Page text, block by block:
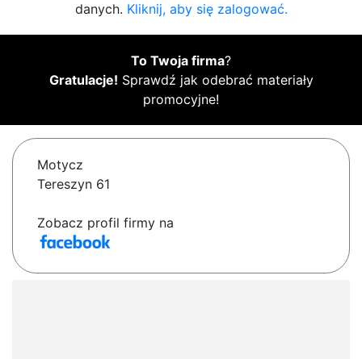
danych. Kliknij, aby się zalogować.
To Twoja firma?
Gratulacje! Sprawdź jak odebrać materiały
promocyjne!
Motycz
Tereszyn 61
Zobacz profil firmy na